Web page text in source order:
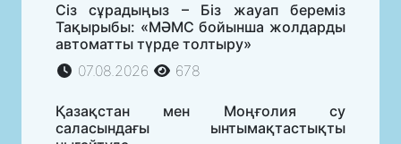
Сіз сұрадыңыз – Біз жауап береміз
Тақырыбы: «МӘМС бойынша жолдарды
автоматты түрде толтыру»
07.08.2026
678
Қазақстан мен Моңғолия су
саласындағы ынтымақтастықты